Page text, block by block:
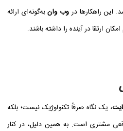
این راهکارها در وب وانبه‌گونه‌ای ارائه
ارتقا در آینده را داشته باشند.
، یک نگاه صرفاً تکنولوژیک نیست؛ بلکه
مشتری است. به همین دلیل، در کنار